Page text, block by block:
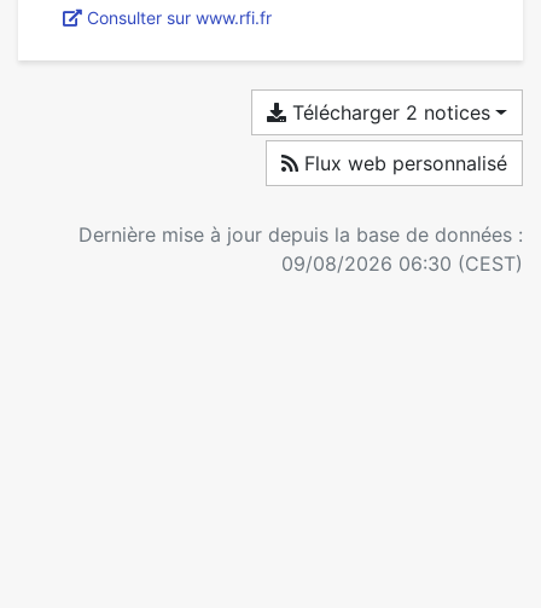
Consulter sur www.rfi.fr
Télécharger 2 notices
Flux web personnalisé
Dernière mise à jour depuis la base de données :
09/08/2026 06:30 (CEST)